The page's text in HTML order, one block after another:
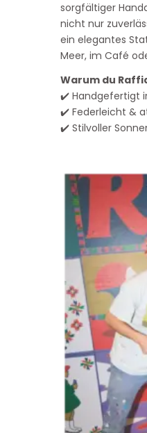
sorgfältiger
nicht nur
ein elegantes
Meer, im Café
Warum du
✔️ Handgefertigt
✔️ Federleicht &
✔️ Stilvoller